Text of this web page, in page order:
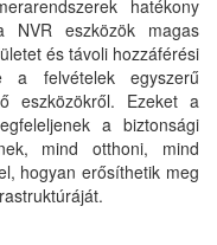
hatékony
NVR eszközök magas
és távoli hozzáférési
a felvételek egyszerű
eszközökről. Ezeket a
a biztonsági
mind otthoni, mind
hogyan erősíthetik meg